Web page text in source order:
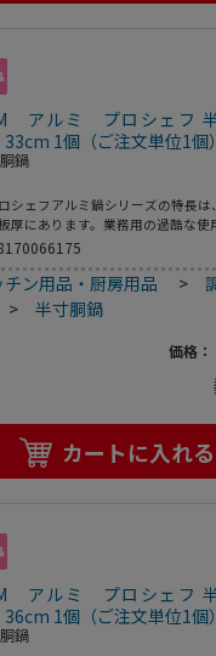
アルミ プロシェフ
33cm 1個（ご注文単位1個
鍋
シェフアルミ鍋シリーズの特長は
厚にあります。業務用の過酷な使
、熱が均一にムラなく伝わるので
けする、業務用のエントリーモデ
に優れているので（ステンレスの
っくり加熱されます。内部の温度
に適しています。板厚が厚いほど熱
くなります。●重量：3．2kg●容量
チン用品・厨房用品 >
>半寸胴鍋
価格：
カートに入れる
アルミ プロシェフ
36cm 1個（ご注文単位1個
鍋